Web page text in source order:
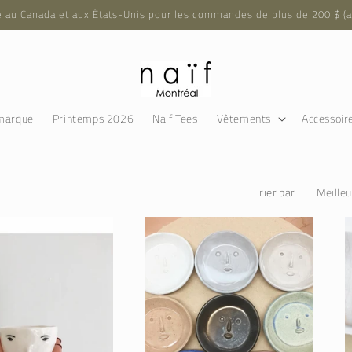
Canada et aux États-Unis pour les commandes de plus de 200 $
Printemps 2026 Naif Tees Vêtements
Trier par :